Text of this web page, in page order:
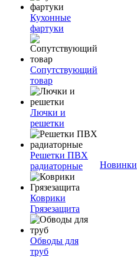
Кухонные
фартуки
Сопутствующий
товар
Лючки и
решетки
Решетки ПВХ
радиаторные
Коврики
Грязезащита
Обводы для
труб
Новинки